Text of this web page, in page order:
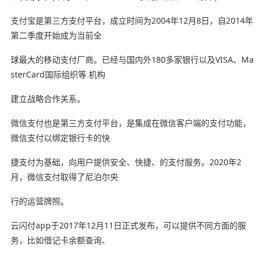
支付宝是第三方支付平台，成立时间为2004年12月8日，自2014年
第二季度开始成为当前全
球最大的移动支付厂商。已经与国内外180多家银行以及VISA、Ma
sterCard国际组织等 机构
建立战略合作关系。
微信支付也是第三方支付平台，是集成在微信客户端的支付功能，
微信支付以绑定银行卡的快
捷支付为基础，向用户提供安全、快捷、的支付服务。2020年2
月，微信支付取得了尼泊尔央
行的运营牌照。
云闪付app于2017年12月11日正式发布，可以提供不同方面的服
务，比如借记卡余额查询、